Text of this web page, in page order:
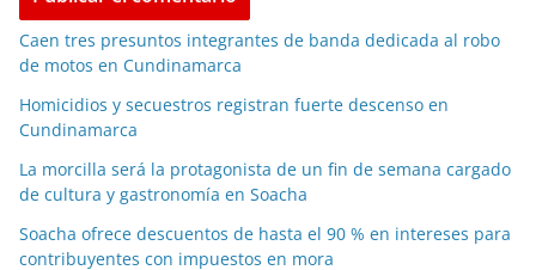
Caen tres presuntos integrantes de banda dedicada al robo
de motos en Cundinamarca
Homicidios y secuestros registran fuerte descenso en
Cundinamarca
La morcilla será la protagonista de un fin de semana cargado
de cultura y gastronomía en Soacha
Soacha ofrece descuentos de hasta el 90 % en intereses para
contribuyentes con impuestos en mora